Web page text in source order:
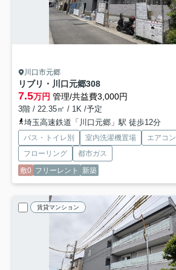
川口市元郷
リブリ・川口元郷308
7.5万円 管理/共益費3,000円
3階 / 22.35㎡ / 1K /予定
埼玉高速鉄道「川口元郷」駅 徒歩12分
バス・トイレ別 室内洗濯機置場 エアコン
フローリング
都市ガス
敷0 フリーレント 新築
賃貸マンション